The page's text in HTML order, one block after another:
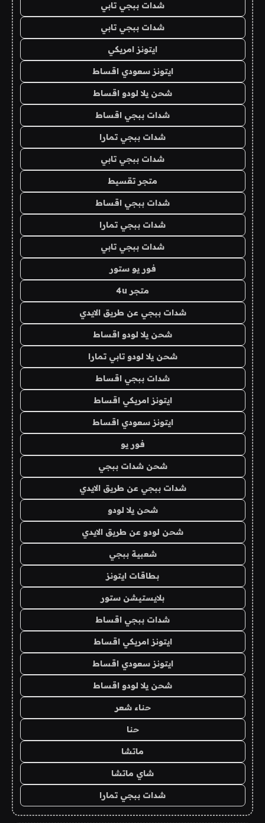
شدات ببجي تابي
شدات ببجي تابي
ايتونز امريكي
ايتونز سعودي اقساط
شحن يلا لودو اقساط
شدات ببجي اقساط
شدات ببجي تمارا
شدات ببجي تابي
متجر تقسيط
شدات ببجي اقساط
شدات ببجي تمارا
شدات ببجي تابي
فور يو ستور
متجر 4u
شدات ببجي عن طريق الايدي
شحن يلا لودو اقساط
شحن يلا لودو تابي تمارا
شدات ببجي اقساط
ايتونز امريكي اقساط
ايتونز سعودي اقساط
فور يو
شحن شدات ببجي
شدات ببجي عن طريق الايدي
شحن يلا لودو
شحن لودو عن طريق الايدي
شعبية ببجي
بطاقات ايتونز
بلايستيشن ستور
شدات ببجي اقساط
ايتونز امريكي اقساط
ايتونز سعودي اقساط
شحن يلا لودو اقساط
حناء شعر
حنا
ماتشا
شاي ماتشا
شدات ببجي تمارا